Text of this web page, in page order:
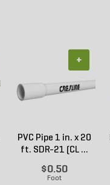
PVC Pipe 1 in. x 20
ft. SDR-21 (CL ...
$0.50
Foot
+